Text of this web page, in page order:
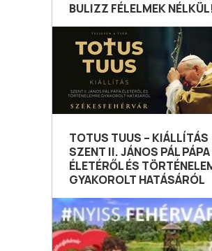
BULIZZ FÉLELMEK
TOTUS TUUS – KIÁLLÍTÁS
SZENT II. JÁNOS PÁL PÁPA
ÉLETÉRŐL ÉS
GYAKOROLT HATÁSÁRÓL